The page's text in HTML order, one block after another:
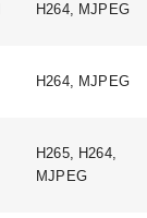
H264, MJPEG
H264, MJPEG
H265, H264,
MJPEG